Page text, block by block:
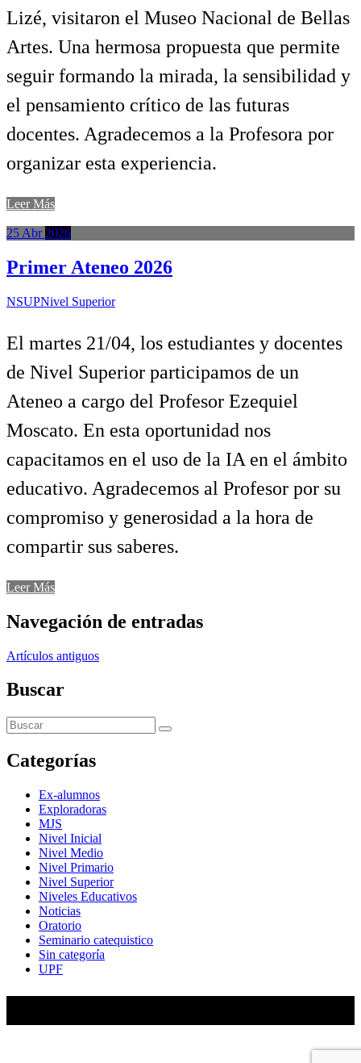
Lizé, visitaron el Museo Nacional de Bellas
Artes. Una hermosa propuesta que permite
seguir formando la mirada, la sensibilidad y
el pensamiento crítico de las futuras
docentes. Agradecemos a la Profesora por
organizar esta experiencia.
Leer Más
25 Abr 2026
Primer Ateneo 2026
NSUPNivel Superior
El martes 21/04, los estudiantes y docentes
de Nivel Superior participamos de un
Ateneo a cargo del Profesor Ezequiel
Moscato. En esta oportunidad nos
capacitamos en el uso de la IA en el ámbito
educativo. Agradecemos al Profesor por su
compromiso y generosidad a la hora de
compartir sus saberes.
Leer Más
Navegación de entradas
Artículos antiguos
Buscar
Categorías
Ex-alumnos
Exploradoras
MJS
Nivel Inicial
Nivel Medio
Nivel Primario
Nivel Superior
Niveles Educativos
Noticias
Oratorio
Seminario catequistico
Sin categoría
UPF